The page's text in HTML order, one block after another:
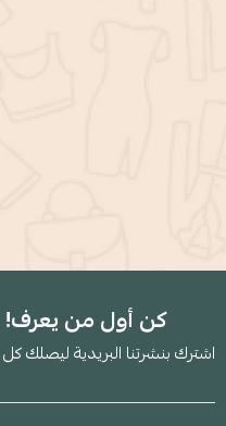
كن أول من يعرف!
اشترك بنشرتنا البريدية ليصلك